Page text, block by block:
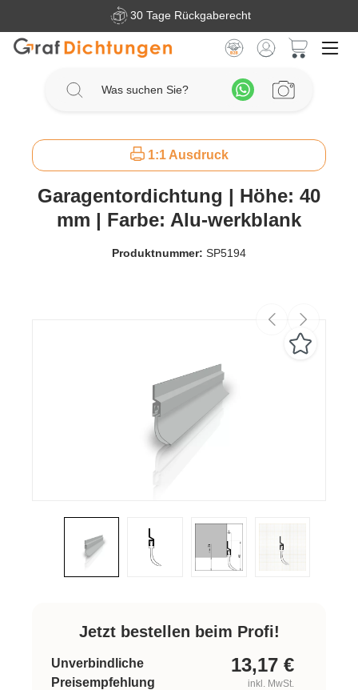
Zum Hauptinhalt springen30 Tage Rückgaberecht
1:1 Ausdruck
Garagentordichtung | Höhe: 40
mm | Farbe: Alu-werkblank
Produktnummer: SP5194
Jetzt bestellen beim Profi!
Unverbindliche
Preisempfehlung
13,17 €
inkl. MwSt.